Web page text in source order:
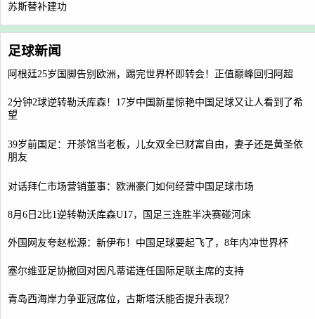
苏斯替补建功
足球新闻
阿根廷25岁国脚告别欧洲，踢完世界杯即转会！正值巅峰回归阿超
2分钟2球逆转勒沃库森！17岁中国新星惊艳中国足球又让人看到了希
望
39岁前国足：开茶馆当老板，儿女双全已财富自由，妻子还是黄圣依
朋友
对话拜仁市场营销董事：欧洲豪门如何经营中国足球市场
8月6日2比1逆转勒沃库森U17，国足三连胜半决赛碰河床
外国网友夸赵松源：新伊布！中国足球要起飞了，8年内冲世界杯
塞尔维亚足协撤回对因凡蒂诺连任国际足联主席的支持
青岛西海岸力争亚冠席位，古斯塔沃能否提升表现？